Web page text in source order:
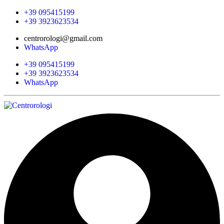
+39 095415199
+39 3923623534
centrorologi@gmail.com
WhatsApp
+39 095415199
+39 3923623534
WhatsApp